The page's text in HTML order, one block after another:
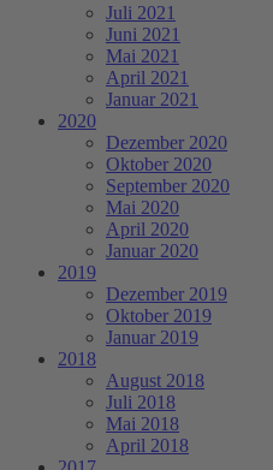
Juli 2021
Juni 2021
Mai 2021
April 2021
Januar 2021
2020
Dezember 2020
Oktober 2020
September 2020
Mai 2020
April 2020
Januar 2020
2019
Dezember 2019
Oktober 2019
Januar 2019
2018
August 2018
Juli 2018
Mai 2018
April 2018